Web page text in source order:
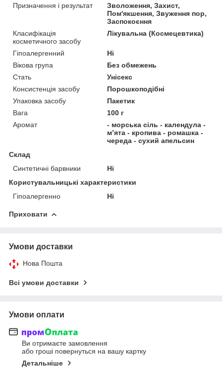
Призначення і результат
Зволоження, Захист,
Пом'якшення, Звуження пор,
Заспокоєння
Класифікація
косметичного засобу
Лікувальна (Космецевтика)
Гіпоалергенний
Ні
Вікова група
Без обмежень
Стать
Унісекс
Консистенція засобу
Порошкоподібні
Упаковка засобу
Пакетик
Вага
100 г
Аромат
- морська сіль - календула -
м’ята - кропива - ромашка -
череда - сухий апельсин
Склад
Синтетичні барвники
Ні
Користувальницькі характеристики
Гіпоалергенно
Ні
Приховати
Умови доставки
Нова Пошта
Всі умови доставки
Умови оплати
Ви отримаєте замовлення
або гроші повернуться на вашу картку
Детальніше